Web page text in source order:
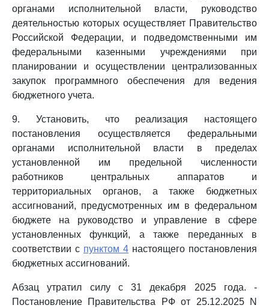
органами исполнительной власти, руководство
деятельностью которых осуществляет Правительство
Российской Федерации, и подведомственными им
федеральными казенными учреждениями при
планировании и осуществлении централизованных
закупок программного обеспечения для ведения
бюджетного учета.
9. Установить, что реализация настоящего
постановления осуществляется федеральными
органами исполнительной власти в пределах
установленной им предельной численности
работников центральных аппаратов и
территориальных органов, а также бюджетных
ассигнований, предусмотренных им в федеральном
бюджете на руководство и управление в сфере
установленных функций, а также переданных в
соответствии с пунктом 4 настоящего постановления
бюджетных ассигнований.
Абзац утратил силу с 31 декабря 2025 года. -
Постановление Правительства РФ от 25.12.2025 N